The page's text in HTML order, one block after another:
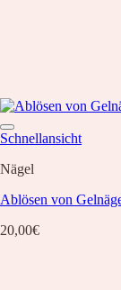
Schnellansicht
Nägel
Ablösen von
20,00€